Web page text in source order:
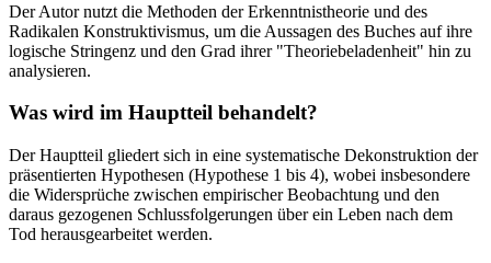
Der Autor nutzt die Methoden der Erkenntnistheorie und des
Radikalen Konstruktivismus, um die Aussagen des Buches auf ihre
logische Stringenz und den Grad ihrer "Theoriebeladenheit" hin zu
analysieren.
Was wird im Hauptteil behandelt?
Der Hauptteil gliedert sich in eine systematische Dekonstruktion der
präsentierten Hypothesen (Hypothese 1 bis 4), wobei insbesondere
die Widersprüche zwischen empirischer Beobachtung und den
daraus gezogenen Schlussfolgerungen über ein Leben nach dem
Tod herausgearbeitet werden.